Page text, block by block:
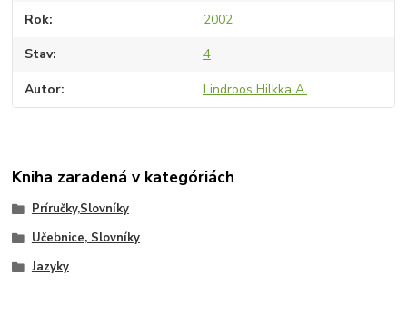
Rok 2002
Stav 4
Autor Lindroos Hilkka A.
Kniha zaradená v kategóriách
Príručky,Slovníky
Učebnice, Slovníky
Jazyky